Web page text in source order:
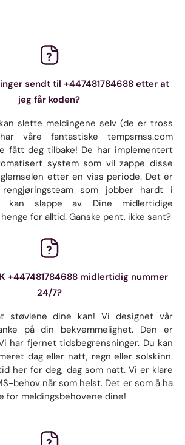
sendt til +447481784688 etter at
jeg får koden?
slette meldingene selv (de er tross
våre fantastiske tempsmss.com
fått deg tilbake! De har implementert
system som vil zappe disse
etter en viss periode. Det er
som jobber hardt i
kan slappe av. Dine midlertidige
for alltid. Ganske pent, ikke sant?
+447481784688 midlertidig nummer
24/7?
støvlene dine kan! Vi designet vår
på din bekvemmelighet. Den er
har fjernet tidsbegrensninger. Du kan
dag eller natt, regn eller solskinn.
her for deg, dag som natt. Vi er klare
behov når som helst. Det er som å ha
for meldingsbehovene dine!